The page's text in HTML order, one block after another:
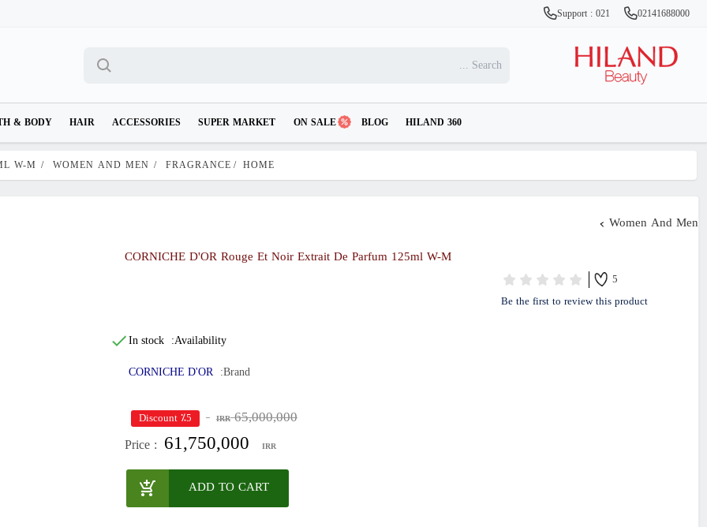
Support : 021 02141688000
& BODY HAIR ACCESSORIES SUPER MARKET ON SALE BLOG HILAND 360
HOME
/
FRAGRANCE
/
WOMEN AND MEN
/
W-M
Women And Men
CORNICHE D'OR Rouge Et Noir Extrait De Parfum 125ml W-M
5
Be the first to review this product
Availability:
In stock
Brand:
CORNICHE D'OR
65,000,000
IRR ٪5 Discount
Price : 61,750,000 IRR
ADD TO CART